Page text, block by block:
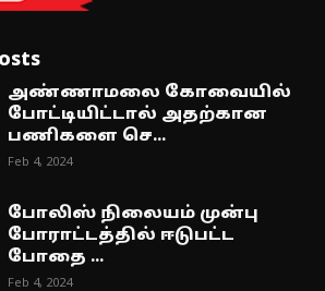
அண்ணாமலை கோவையில்
போட்டியிட்டால் அதற்கான
பணிகளை செ...
Feb 4, 2024
போலிஸ் நிலையம் முன்பு
போராட்டத்தில் ஈடுபட்ட
போதை ...
Feb 4, 2024